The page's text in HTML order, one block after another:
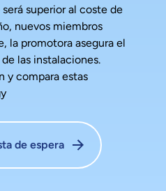
superior al coste de
nuevos miembros
la promotora asegura el
las instalaciones.
y compara estas
de espera